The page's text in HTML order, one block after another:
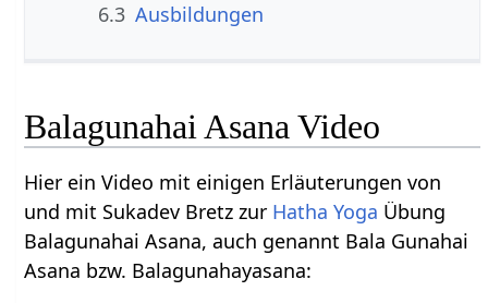
6.3 Ausbildungen
Balagunahai Asana Video
Hier ein Video mit einigen Erläuterungen von
und mit Sukadev Bretz zur Hatha Yoga Übung
Balagunahai Asana, auch genannt Bala Gunahai
Asana bzw. Balagunahayasana: